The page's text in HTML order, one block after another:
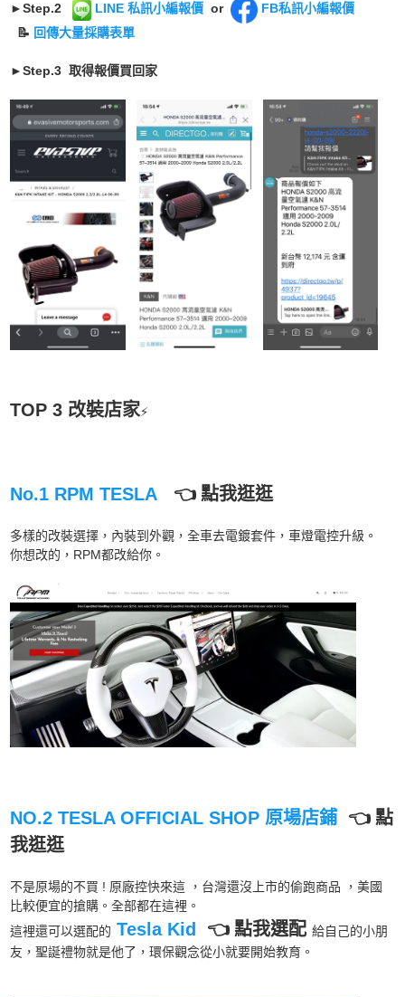
►Step.2 LINE 私訊小編報價 or
FB私訊小編報價
📝 回傳大量採購表單
►Step.3 取得報價買回家
TOP 3 改裝店家⚡
No.1 RPM TESLA 👈 點我逛逛
多樣的改裝選擇，內裝到外觀，全車去電鍍套件，車燈電控升級。
你想改的，RPM都改給你。
NO.2 TESLA OFFICIAL SHOP 原場店鋪 👈 點
我逛逛
不是原場的不買 ! 原廠控快來這 ，台灣還沒上市的偷跑商品 ，美國
比較便宜的搶購。全部都在這裡。
這裡還可以選配的 Tesla Kid 👈 點我選配給自己的小朋
友，聖誕禮物就是他了，環保觀念從小就要開始教育。